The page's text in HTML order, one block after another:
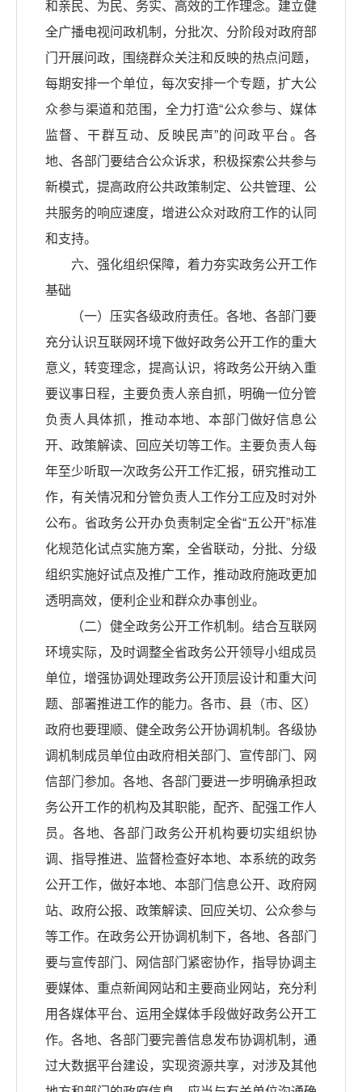
和亲民、为民、务实、高效的工作理念。建立健
全广播电视问政机制，分批次、分阶段对政府部
门开展问政，围绕群众关注和反映的热点问题，
每期安排一个单位，每次安排一个专题，扩大公
众参与渠道和范围，全力打造“公众参与、媒体
监督、干群互动、反映民声”的问政平台。各
地、各部门要结合公众诉求，积极探索公共参与
新模式，提高政府公共政策制定、公共管理、公
共服务的响应速度，增进公众对政府工作的认同
和支持。
六、强化组织保障，着力夯实政务公开工作
基础
（一）压实各级政府责任。各地、各部门要
充分认识互联网环境下做好政务公开工作的重大
意义，转变理念，提高认识，将政务公开纳入重
要议事日程，主要负责人亲自抓，明确一位分管
负责人具体抓，推动本地、本部门做好信息公
开、政策解读、回应关切等工作。主要负责人每
年至少听取一次政务公开工作汇报，研究推动工
作，有关情况和分管负责人工作分工应及时对外
公布。省政务公开办负责制定全省“五公开”标准
化规范化试点实施方案，全省联动，分批、分级
组织实施好试点及推广工作，推动政府施政更加
透明高效，便利企业和群众办事创业。
（二）健全政务公开工作机制。结合互联网
环境实际，及时调整全省政务公开领导小组成员
单位，增强协调处理政务公开顶层设计和重大问
题、部署推进工作的能力。各市、县（市、区）
政府也要理顺、健全政务公开协调机制。各级协
调机制成员单位由政府相关部门、宣传部门、网
信部门参加。各地、各部门要进一步明确承担政
务公开工作的机构及其职能，配齐、配强工作人
员。各地、各部门政务公开机构要切实组织协
调、指导推进、监督检查好本地、本系统的政务
公开工作，做好本地、本部门信息公开、政府网
站、政府公报、政策解读、回应关切、公众参与
等工作。在政务公开协调机制下，各地、各部门
要与宣传部门、网信部门紧密协作，指导协调主
要媒体、重点新闻网站和主要商业网站，充分利
用各媒体平台、运用全媒体手段做好政务公开工
作。各地、各部门要完善信息发布协调机制，通
过大数据平台建设，实现资源共享，对涉及其他